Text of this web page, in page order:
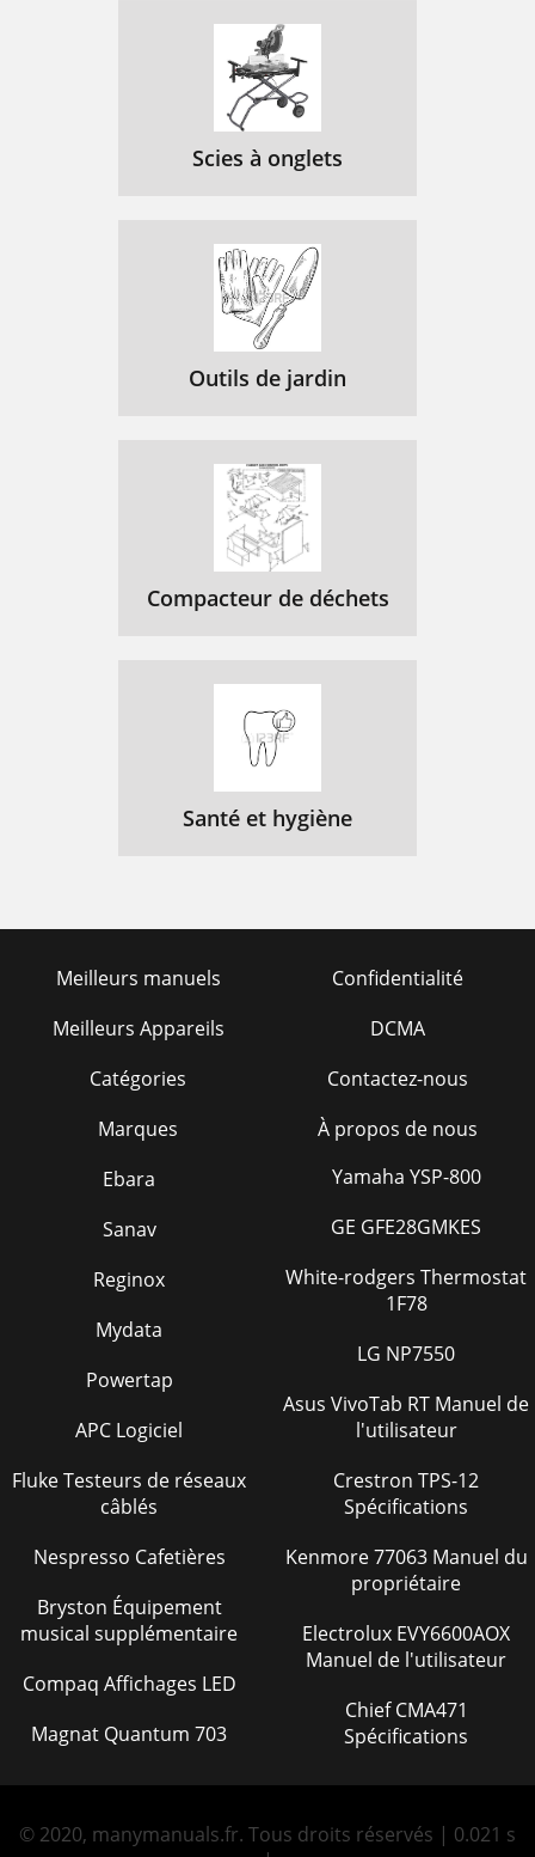
Scies à onglets
Outils de jardin
Compacteur de déchets
Santé et hygiène
Meilleurs manuels
Meilleurs Appareils
Catégories
Marques
Confidentialité
DCMA
Contactez-nous
À propos de nous
Ebara
Sanav
Reginox
Mydata
Powertap
APC Logiciel
Fluke Testeurs de réseaux
câblés
Nespresso Cafetières
Bryston Équipement
musical supplémentaire
Compaq Affichages LED
Magnat Quantum 703
Yamaha YSP-800
GE GFE28GMKES
White-rodgers Thermostat
1F78
LG NP7550
Asus VivoTab RT Manuel de
l'utilisateur
Crestron TPS-12
Spécifications
Kenmore 77063 Manuel du
propriétaire
Electrolux EVY6600AOX
Manuel de l'utilisateur
Chief CMA471
Spécifications
© 2020, manymanuals.fr. Tous droits réservés | 0.021 s